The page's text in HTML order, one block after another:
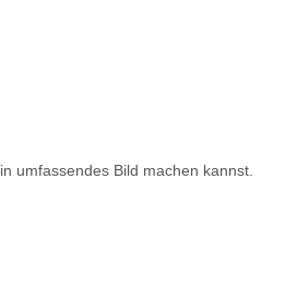
umfassendes Bild machen kannst.